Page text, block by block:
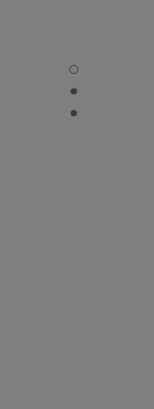
LE CRAYON
LE CRAYON
LE CRAYON